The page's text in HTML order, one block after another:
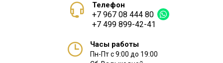
Телефон
+7 967 08 444 80
+7 499 899-42-41
Часы работы
Пн-Пт с 9:00 до 19:00